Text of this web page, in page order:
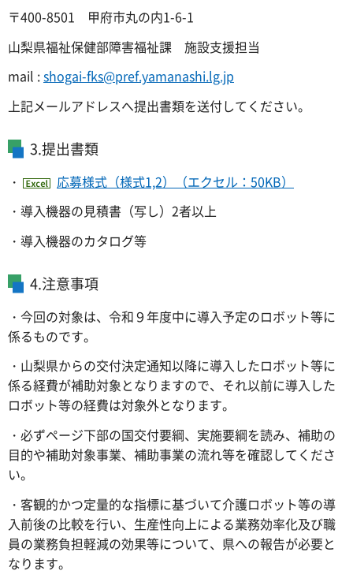
〒400-8501 甲府市丸の内1-6-1
山梨県福祉保健部障害福祉課 施設支援担当
mail :shogai-fks@pref.yamanashi.lg.jp
上記メールアドレスへ提出書類を送付してください。
3.提出書類
・
応募様式（様式1,2）（エクセル：50KB）
・導入機器の見積書（写し）2者以上
・導入機器のカタログ等
4.注意事項
・今回の対象は、令和９年度中に導入予定のロボット等に
係るものです。
・山梨県からの交付決定通知以降に導入したロボット等に
係る経費が補助対象となりますので、それ以前に導入した
ロボット等の経費は対象外となります。
・必ずページ下部の国交付要綱、実施要綱を読み、補助の
目的や補助対象事業、補助事業の流れ等を確認してくださ
い。
・客観的かつ定量的な指標に基づいて介護ロボット等の導
入前後の比較を行い、生産性向上による業務効率化及び職
員の業務負担軽減の効果等について、県への報告が必要と
なります。